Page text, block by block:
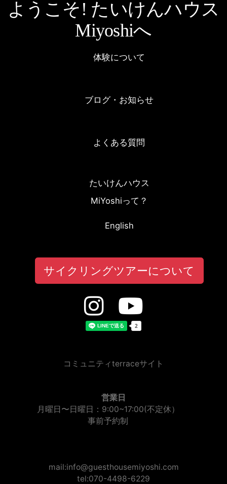
ようこそ! たいけんハウス
Miyoshiへ
体験について
ブログ・お知らせ
よくある質問
たいけんハウス
MiYoshiって？
English
サイクリングツアーについて
コミュニティterraceサイト
営業日
月曜日〜日曜日：9:00~17:00(不定休）
事前予約制
mail:info@guesthousemiyoshi.com
tel:070-4498-6229